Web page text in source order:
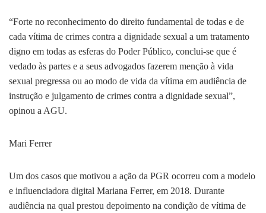
“Forte no reconhecimento do direito fundamental de todas e de
cada vítima de crimes contra a dignidade sexual a um tratamento
digno em todas as esferas do Poder Público, conclui-se que é
vedado às partes e a seus advogados fazerem menção à vida
sexual pregressa ou ao modo de vida da vítima em audiência de
instrução e julgamento de crimes contra a dignidade sexual”,
opinou a AGU.
Mari Ferrer
Um dos casos que motivou a ação da PGR ocorreu com a modelo
e influenciadora digital Mariana Ferrer, em 2018. Durante
audiência na qual prestou depoimento na condição de vítima de